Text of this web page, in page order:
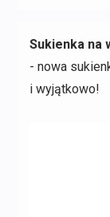
Sukienka na
- nowa
i wyjątkowo!